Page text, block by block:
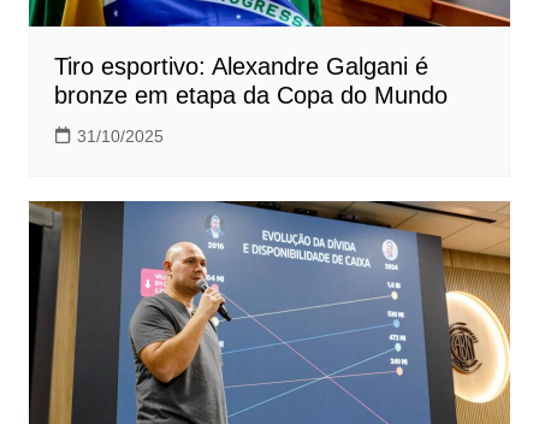
Tiro esportivo: Alexandre Galgani é
bronze em etapa da Copa do Mundo
31/10/2025